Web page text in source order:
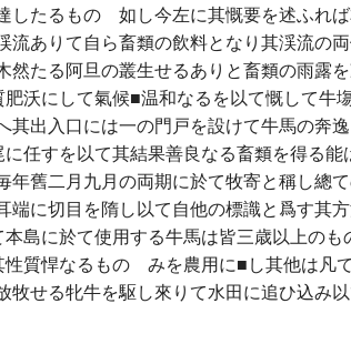
たるものゝ如し今左に其慨要を述ふれ
ありて自ら畜類の飲料となり其渓流の
たる阿旦の叢生せるありと畜類の雨露
沃にして氣候■温和なるを以て慨して牛
出入口には一の門戸を設けて牛馬の奔
任すを以て其結果善良なる畜類を得る
舊二月九月の両期に於て牧寄と稱し總
に切目を隋し以て自他の標識と爲す其
島に於て使用する牛馬は皆三歳以上の
質悍なるものゝみを農用に■し其他は凡
せる牝牛を駆し來りて水田に追ひ込み